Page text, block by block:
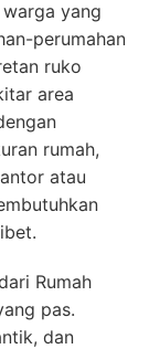
yang
perumahan
ruko
area
rumah,
atau
Rumah
pas.
dan